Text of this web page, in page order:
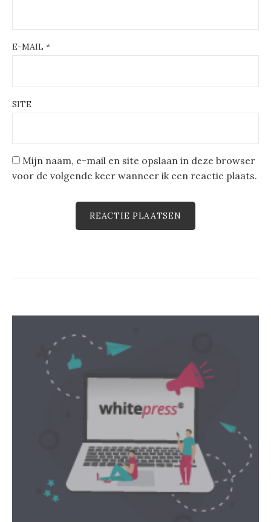
E-MAIL *
SITE
Mijn naam, e-mail en site opslaan in deze browser
voor de volgende keer wanneer ik een reactie plaats.